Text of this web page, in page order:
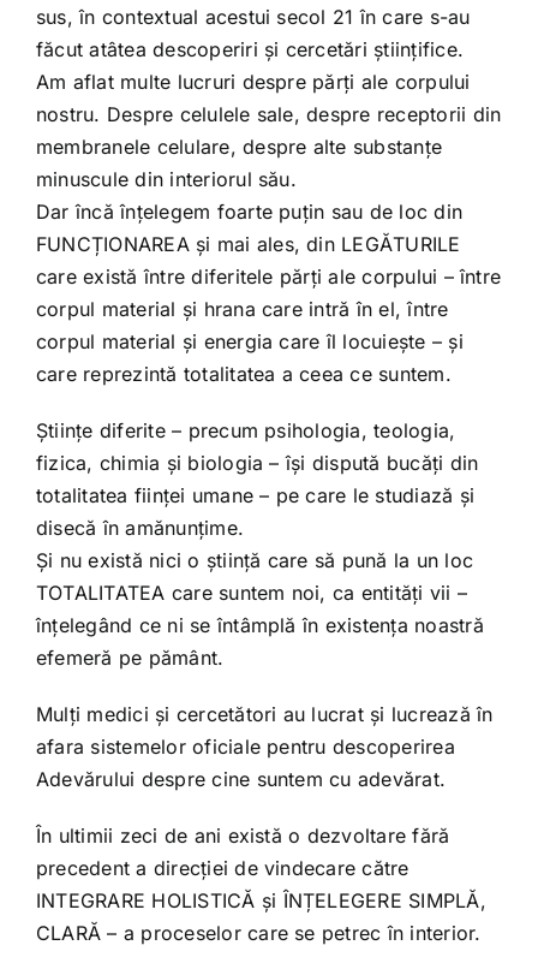
sus, în contextual acestui secol 21 în care s-au
făcut atâtea descoperiri și cercetări științifice.
Am aflat multe lucruri despre părți ale corpului
nostru. Despre celulele sale, despre receptorii din
membranele celulare, despre alte substanțe
minuscule din interiorul său.
Dar încă înțelegem foarte puțin sau de loc din
FUNCȚIONAREA și mai ales, din LEGĂTURILE
care există între diferitele părți ale corpului – între
corpul material și hrana care intră în el, între
corpul material și energia care îl locuiește – și
care reprezintă totalitatea a ceea ce suntem.
Științe diferite – precum psihologia, teologia,
fizica, chimia și biologia – își dispută bucăți din
totalitatea ființei umane – pe care le studiază și
disecă în amănunțime.
Și nu există nici o știință care să pună la un loc
TOTALITATEA care suntem noi, ca entități vii –
înțelegând ce ni se întâmplă în existența noastră
efemeră pe pământ.
Mulți medici și cercetători au lucrat și lucrează în
afara sistemelor oficiale pentru descoperirea
Adevărului despre cine suntem cu adevărat.
În ultimii zeci de ani există o dezvoltare fără
precedent a direcției de vindecare către
INTEGRARE HOLISTICĂ și ÎNȚELEGERE SIMPLĂ,
CLARĂ – a proceselor care se petrec în interior.